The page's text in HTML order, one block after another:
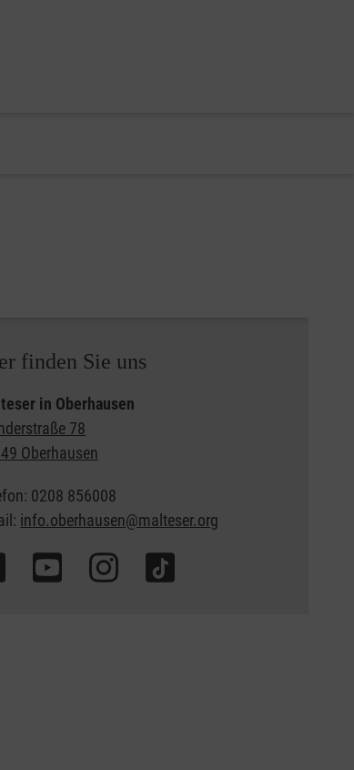
finden Sie uns
in Oberhausen
78
Oberhausen
0208 856008
info.oberhausen@malteser.org